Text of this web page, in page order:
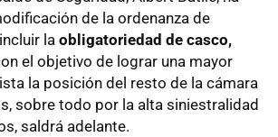
de la ordenanza de
la obligatoriedad de casco,
el objetivo de lograr una mayor
la posición del resto de la cámara
sobre todo por la alta siniestralidad
saldrá adelante.